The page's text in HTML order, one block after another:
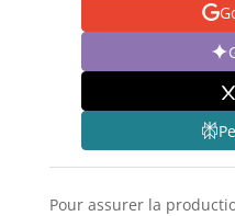
Pour assurer la